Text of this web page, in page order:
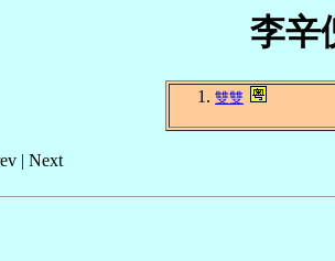
李辛
雙雙
| Next